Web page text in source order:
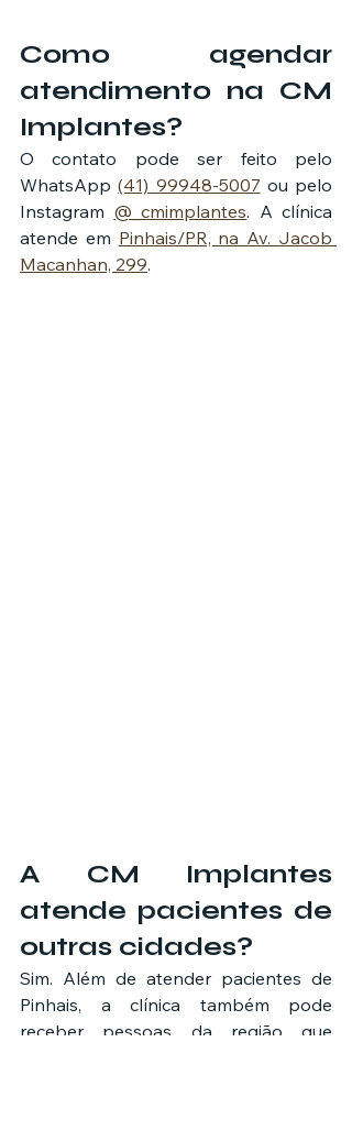
Como agendar
atendimento na CM
Implantes?
O contato pode ser feito pelo
WhatsApp (41) 99948-5007 ou pelo
Instagram @_cmimplantes. A clínica
atende em Pinhais/PR, na Av. Jacob
Macanhan, 299.
A CM Implantes
atende pacientes de
outras cidades?
Sim. Além de atender pacientes de
Pinhais, a clínica também pode
receber pessoas da região que